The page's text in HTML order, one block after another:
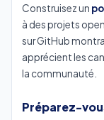
Construisez un
à des projets
sur GitHub
apprécient les
la communauté.
Préparez-